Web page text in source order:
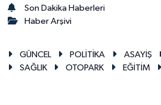
Son Dakika Haberleri
Haber Arşivi
GÜNCEL POLİTİKA ASAYİŞ
SAĞLIK
OTOPARK EĞİTİM